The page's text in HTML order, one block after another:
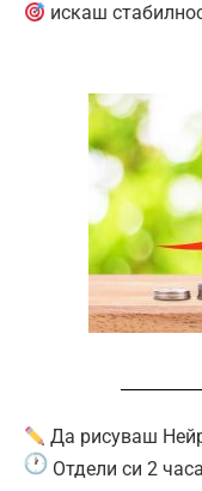
искаш
Да рисуваш
Отдели си 2